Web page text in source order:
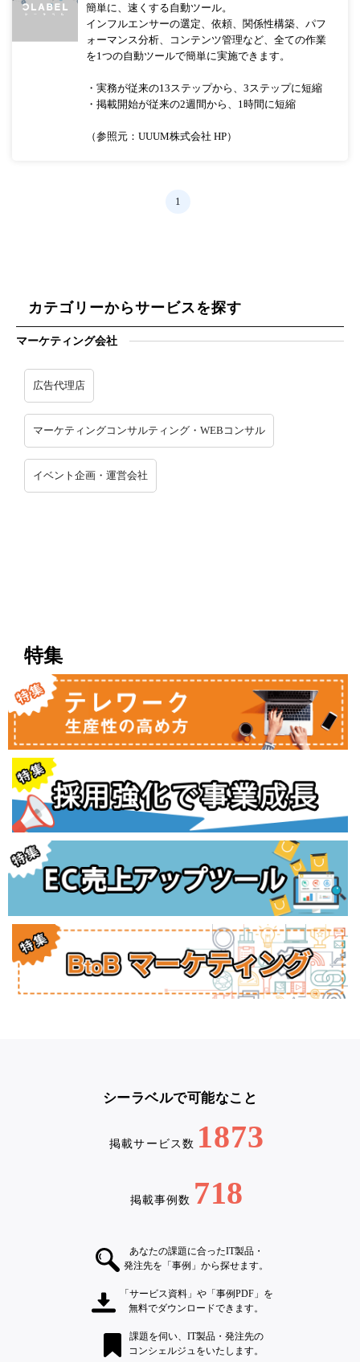
簡単に、速くする自動ツール。
インフルエンサーの選定、依頼、関係性構築、パフ
ォーマンス分析、コンテンツ管理など、全ての作業
を1つの自動ツールで簡単に実施できます。
・実務が従来の13ステップから、3ステップに短縮
・掲載開始が従来の2週間から、1時間に短縮
（参照元：UUUM株式会社 HP）
1
カテゴリーからサービスを探す
マーケティング会社
広告代理店
マーケティングコンサルティング・WEBコンサル
イベント企画・運営会社
特集
シーラベルで可能なこと
掲載サービス数 1873
掲載事例数 718
あなたの課題に合ったIT製品・
発注先を「事例」から探せます。
「サービス資料」や「事例PDF」を
無料でダウンロードできます。
課題を伺い、IT製品・発注先の
コンシェルジュをいたします。